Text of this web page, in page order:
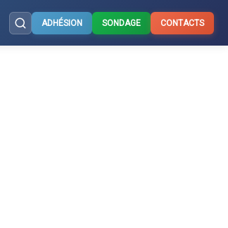
ADHÉSION SONDAGE CONTACTS